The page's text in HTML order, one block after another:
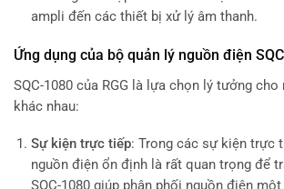
ampli đến các thiết bị xử lý âm thanh.
Ứng dụng của bộ quản lý nguồn điện
SQC-1080 của RGG là lựa chọn lý tưởng cho
khác nhau:
Sự kiện trực tiếp: Trong các sự kiện trực
nguồn điện ổn định là rất quan trọng để